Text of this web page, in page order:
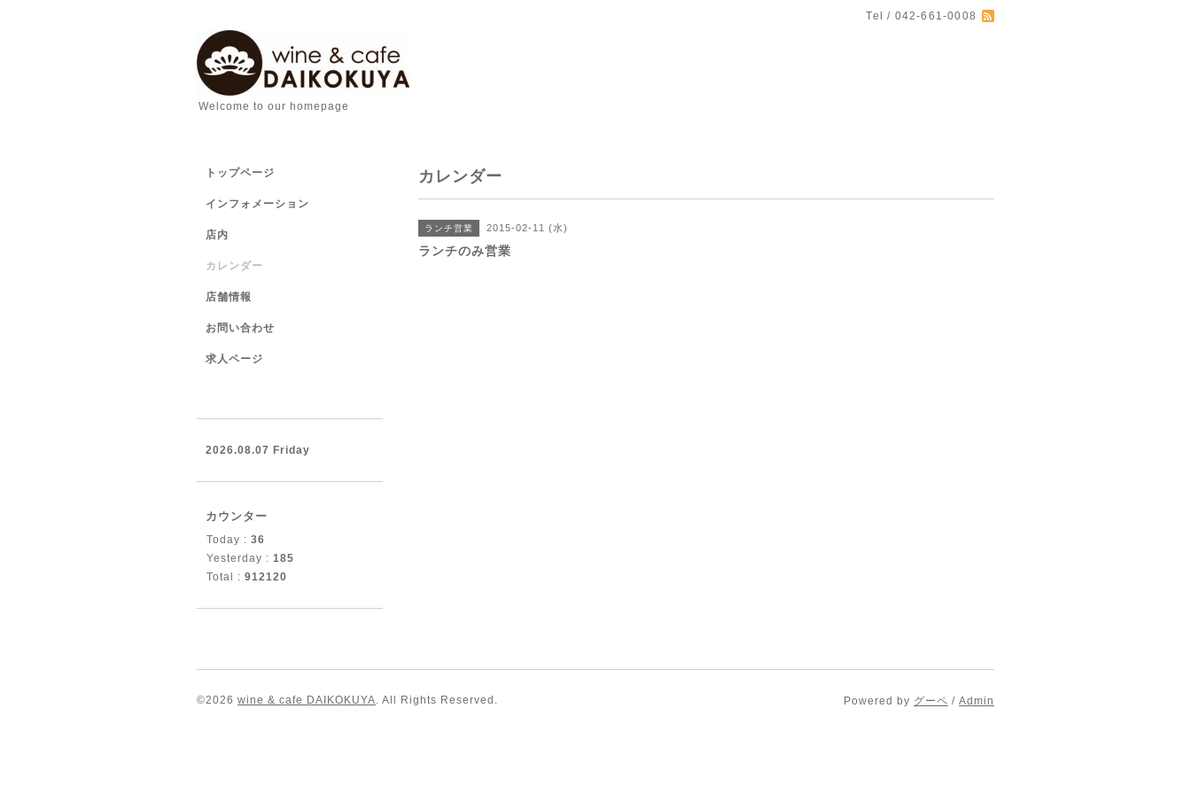
Tel / 042-661-0008
Welcome to our homepage
カレンダー
ランチ営業 2015-02-11 (水)
ランチのみ営業
トップページ
インフォメーション
店内
カレンダー
店舗情報
お問い合わせ
求人ページ
2026.08.07 Friday
カウンター
Today : 36
Yesterday : 185
Total : 912120
©2026 wine & cafe DAIKOKUYA. All Rights Reserved. Powered by グーペ / Admin